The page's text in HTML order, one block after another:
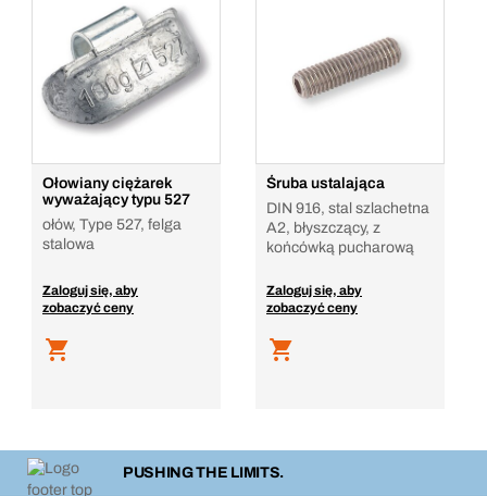
Ołowiany ciężarek
wyważający typu 527
ołów, Type 527, felga
stalowa
Zaloguj się, aby
zobaczyć ceny
Śruba ustalająca
DIN 916, stal szlachetna
A2, błyszczący, z
końcówką pucharową
Zaloguj się, aby
zobaczyć ceny
PUSHING THE LIMITS.